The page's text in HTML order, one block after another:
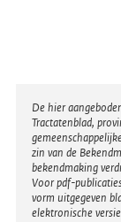
De hier
Tractatenblad,
zin van de
bekendmaking
Voor pdf-
vorm uitgegeven
elektronische